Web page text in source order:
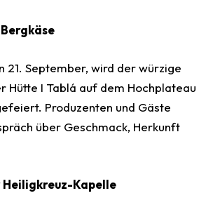
21. September, wird der würzige
Hütte I Tablá auf dem Hochplateau
Produzenten und Gäste
über Geschmack, Herkunft
Heiligkreuz-Kapelle